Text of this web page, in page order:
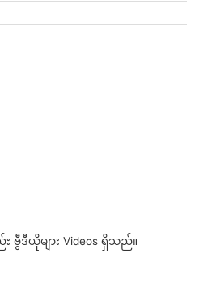
ဗွီဒီယိုများ Videos ရှိသည်။